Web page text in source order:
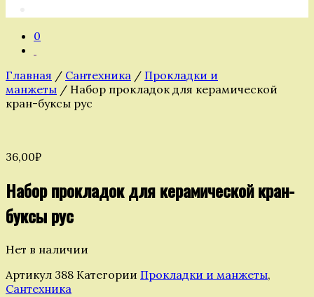
0
Главная / Сантехника / Прокладки и
манжеты / Набор прокладок для керамической
кран-буксы рус
36,00₽
Набор прокладок для керамической кран-
буксы рус
Нет в наличии
Артикул 388 Категории Прокладки и манжеты,
Сантехника